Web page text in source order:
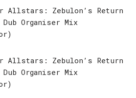
Allstars: Zebulon’s Return
Organiser Mix
Allstars: Zebulon’s Return
Organiser Mix